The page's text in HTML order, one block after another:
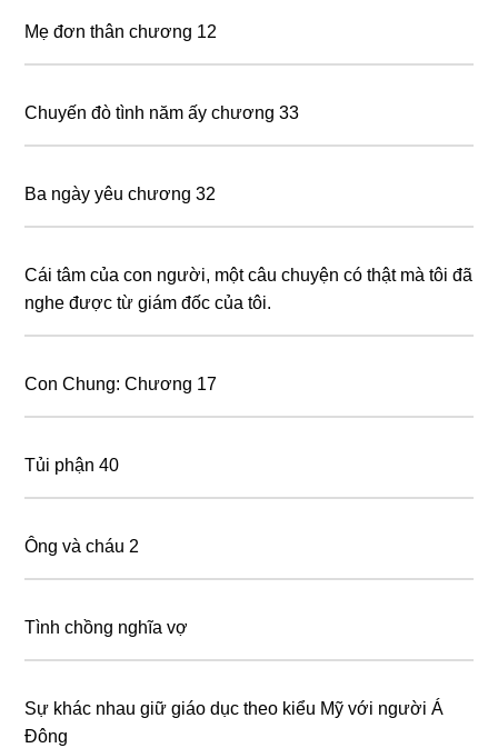
Mẹ đơn thân chương 12
Chuyến đò tình năm ấy chương 33
Ba ngày yêu chương 32
Cái tâm của con người, một câu chuyện có thật mà tôi đã
nghe được từ giám đốc của tôi.
Con Chung: Chương 17
Tủi phận 40
Ông và cháu 2
Tình chồng nghĩa vợ
Sự khác nhau giữ giáo dục theo kiểu Mỹ với người Á
Đông